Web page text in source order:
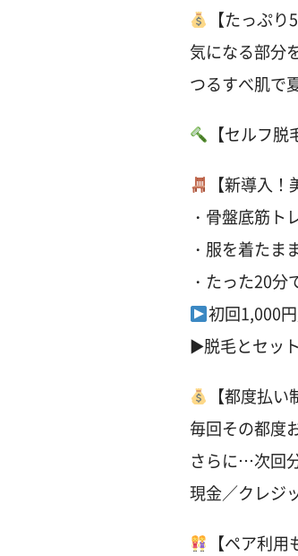
【たっぷり
気になる部分
つるすべ肌で
【セルフ脱
【新導入
・骨盤底筋ト
・服を着たま
・たった20分
初回1,000
▶︎脱毛とセッ
【都度払い
毎回その都度
さらに…次回
現金／クレジ
【ペア利用